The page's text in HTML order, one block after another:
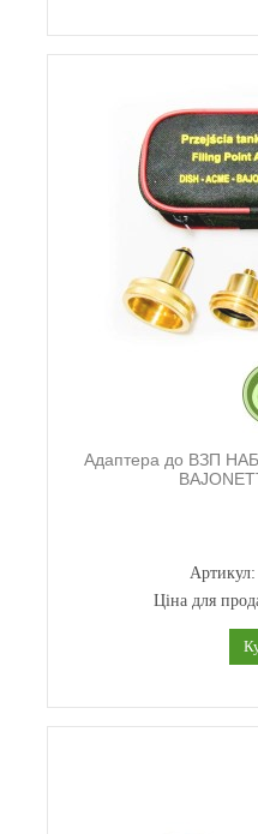
Адаптера до ВЗП
Артикул:
Ціна для